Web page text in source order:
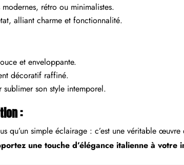
rétro ou minimalistes.
alliant charme et fonctionnalité.
et enveloppante.
décoratif raffiné.
son style intemporel.
:
qu’un simple éclairage : c’est une véritable œuvre
une touche d’élégance italienne à votre